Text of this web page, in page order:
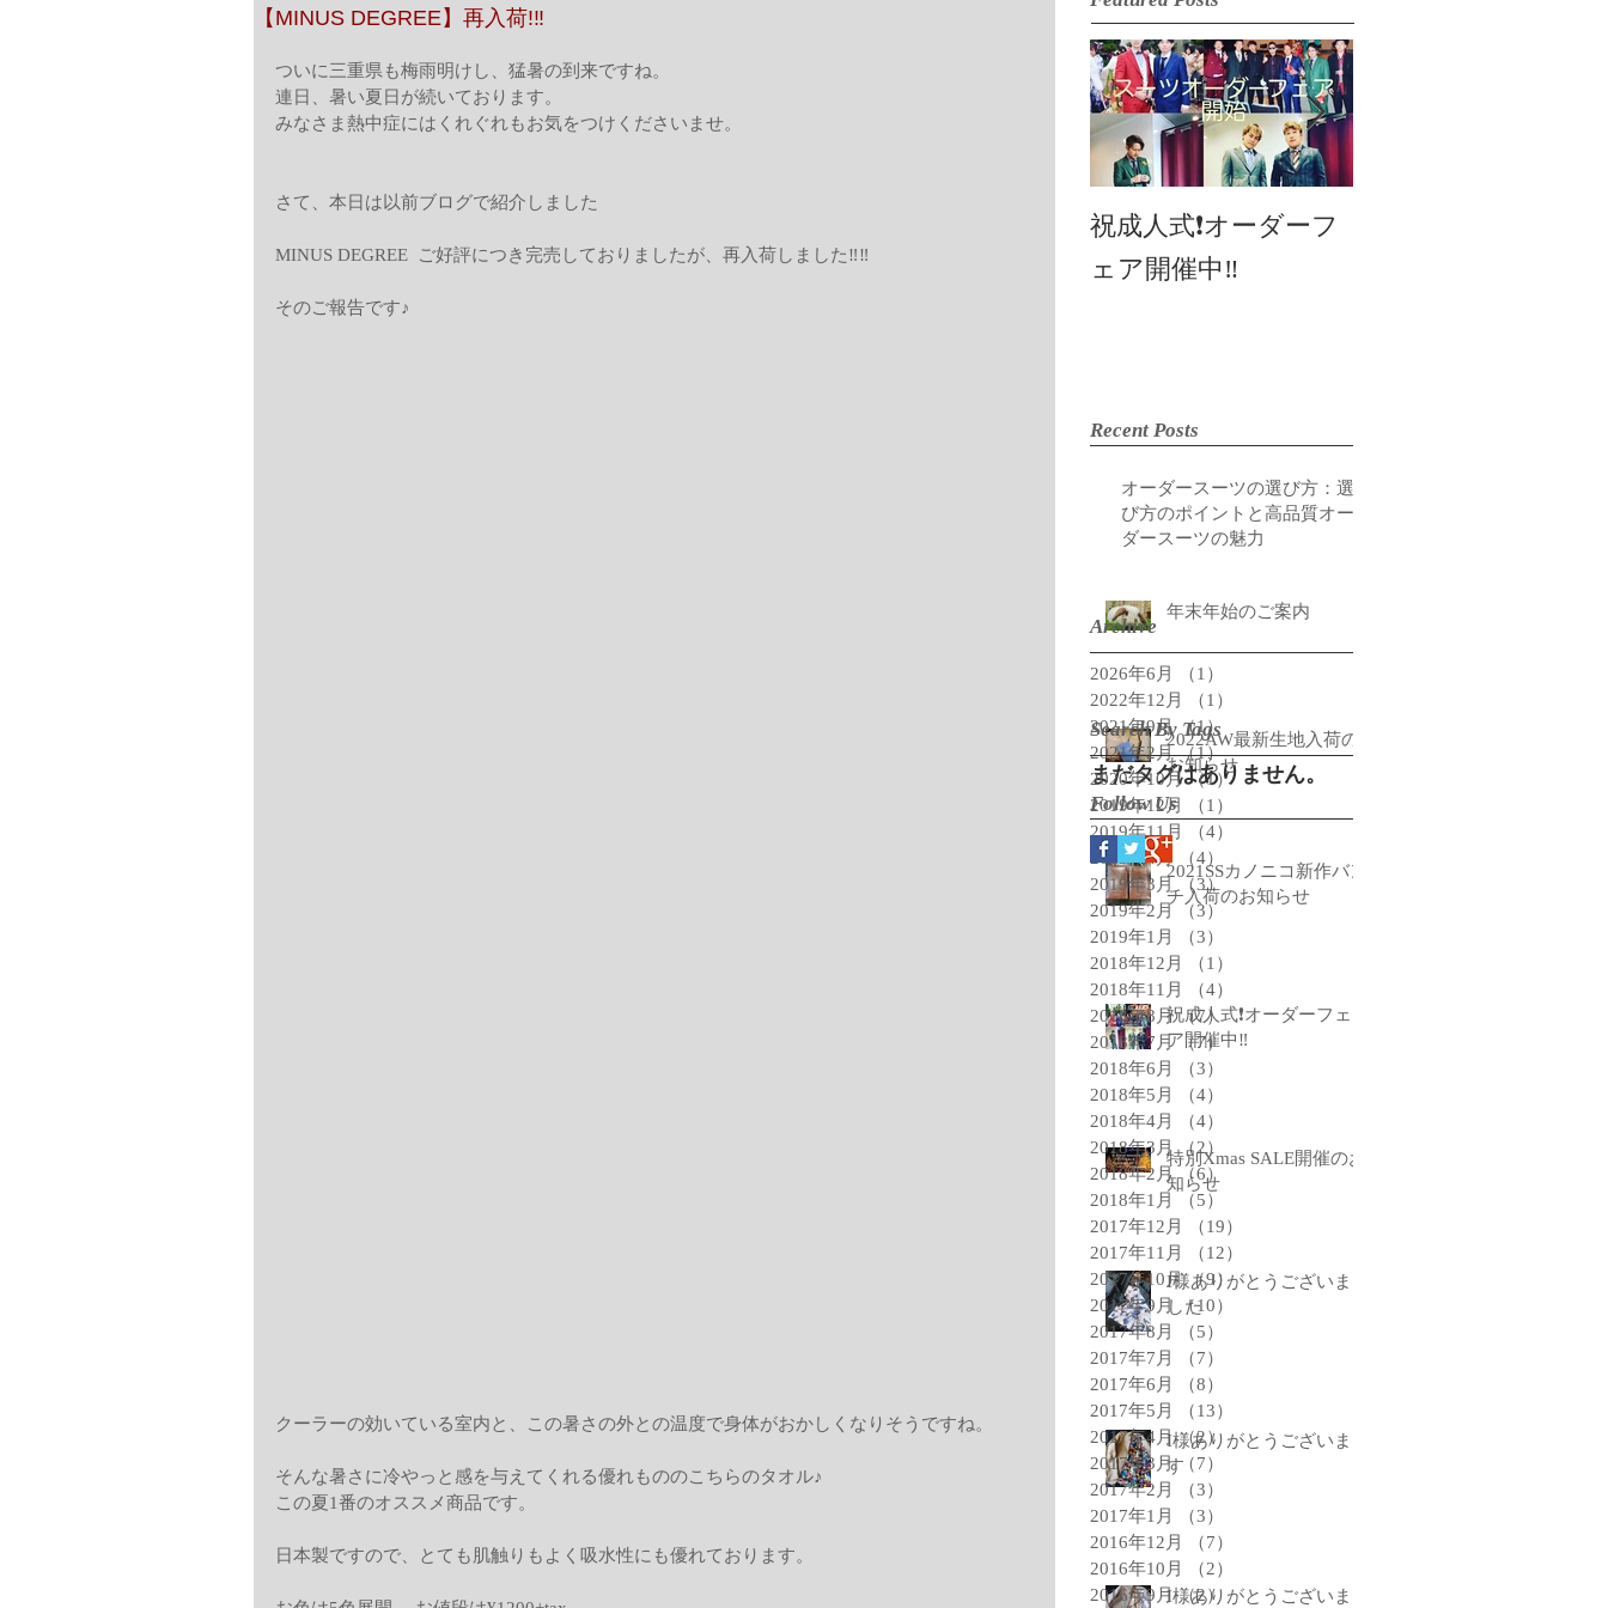
【MINUS DEGREE】再入荷!‼︎
ついに三重県も梅雨明けし、猛暑の到来ですね。
連日、暑い夏日が続いております。
みなさま熱中症にはくれぐれもお気をつけくださいませ。
さて、本日は以前ブログで紹介しました
MINUS DEGREE  ご好評につき完売しておりましたが、再入荷しました‼︎‼︎
そのご報告です♪
クーラーの効いている室内と、この暑さの外との温度で身体がおかしくなりそうですね。
そんな暑さに冷やっと感を与えてくれる優れもののこちらのタオル♪
この夏1番のオススメ商品です。
日本製ですので、とても肌触りもよく吸水性にも優れております。
祝成人式❗️オーダーフ
ェア開催中‼️
Recent Posts
オーダースーツの選び方：選
び方のポイントと高品質オー
ダースーツの魅力
年末年始のご案内
2022AW最新生地入荷の
お知らせ
2021SSカノニコ新作バン
チ入荷のお知らせ
祝成人式❗️オーダーフェ
ア開催中‼️
特別Xmas SALE開催のお
知らせ
I様ありがとうございま
した
I様ありがとうございま
す
I様ありがとうございま
Follow Us
まだタグはありません。
Search By Tags
2026年6月 （1）
2022年12月
（1）
2021年9月 （1）
1件の記事
2021年2月 （1）1件の記事
2020年10月 （1）1件の記事
2019年12月
（1）
2019年11月
（4）
2019年4月
（4）
4件の記事
2019年3月 （3） 3件の記事
2019年2月
（3）
3件の記事
2019年1月
（3）
2018年12月
（1）
2018年11月
（4）
2018年8月 （7）7件の記事
2018年7月 （7）7件の記事
2018年6月
（3）
2018年5月
（4）
2018年4月
（4）
2018年3月 （2）
2件の記事
2018年2月 （6）
2018年1月
（5）
2017年12月
（19）
2017年11月
（12）
2017年10月 （9）9件の記事
2017年9月 （10）
2017年8月
（5）
2017年7月
（7）
2017年6月
（8）
2017年5月
（13）
2017年4月 （2） 2件の記事
2017年3月 （7）
2017年2月
（3）
2017年1月
（3）
2016年12月
（7）
2016年10月
（2）
2016年9月 （2） 2件の記事
Archive